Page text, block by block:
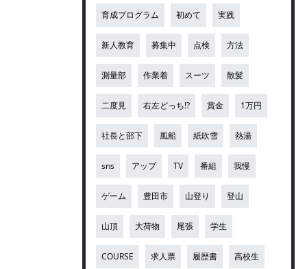
育成プログラム 初めて 実践
新人教育 募集中 点検 方法
測量部 作業着 スーツ 散髪
二度見 右左どっち!? 賞金 1万円
社長と部下 風船 紙吹雪 熱湯
sns アップ TV 番組 我慢
ゲーム 豊田市 山登り 登山
山頂 大荷物 尾張 学生
COURSE 求人票 履歴書 高校生